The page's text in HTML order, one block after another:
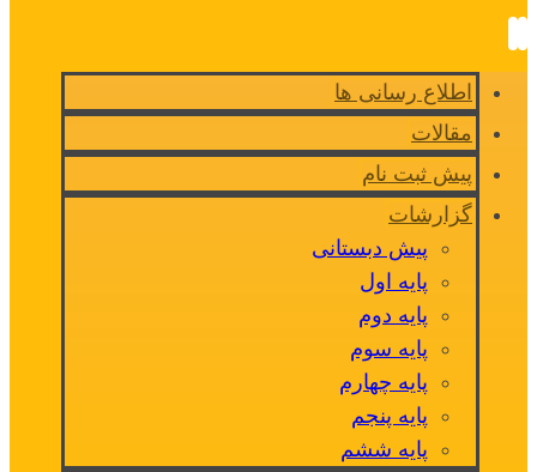
اطلاع رسانی ها
مقالات
پیش ثبت نام
گزارشات
پیش دبستانی
پایه اول
پایه دوم
پایه سوم
پایه چهارم
پایه پنجم
پایه ششم